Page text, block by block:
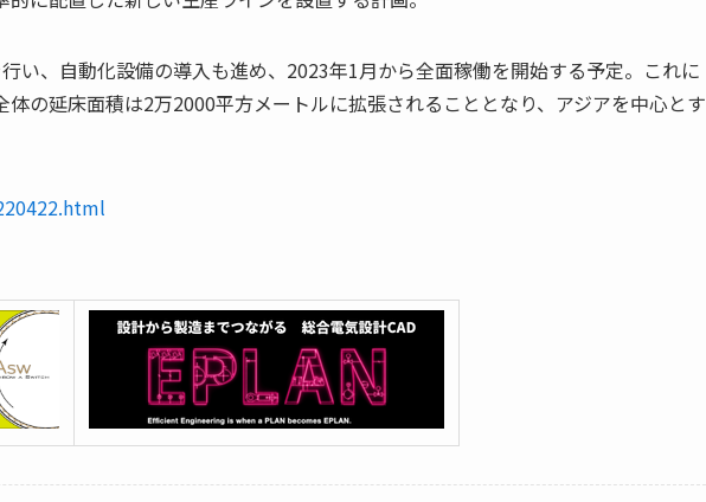
い、自動化設備の導入も進め、2023年1月から全面稼働を開始する予定。これに
の延床面積は2万2000平方メートルに拡張されることとなり、アジアを中心とす